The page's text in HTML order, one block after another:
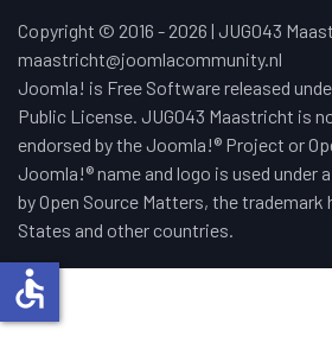
Copyright © 2016 - 2026 | JUG043
maastricht@joomlacommunity.nl
Joomla! is Free Software released
Public License. JUG043 Maastricht is
endorsed by the Joomla!® Project or
Joomla!® name and logo is used under
by Open Source Matters, the trademark
States and other countries.
accessible